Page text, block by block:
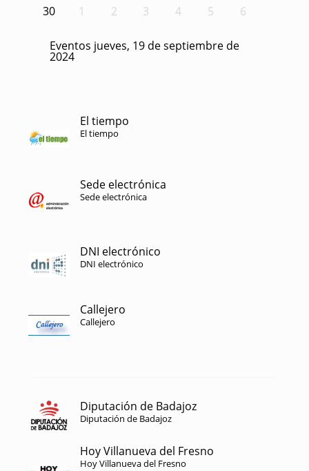
30
1 2 3 4 5 6
Eventos jueves, 19 de septiembre de
2024
El tiempo
El tiempo
Sede electrónica
Sede electrónica
DNI electrónico
DNI electrónico
Callejero
Callejero
Diputación de Badajoz
Diputación de Badajoz
Hoy Villanueva del Fresno
Hoy Villanueva del Fresno